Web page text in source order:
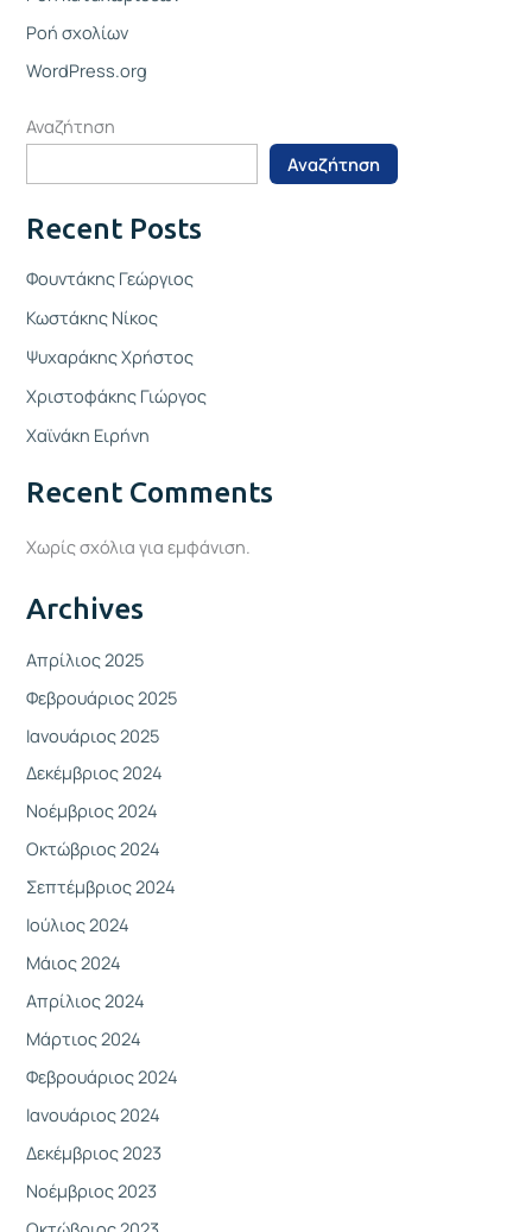
Ροή σχολίων
WordPress.org
Αναζήτηση
Αναζήτηση
Recent Posts
Φουντάκης Γεώργιος
Κωστάκης Νίκος
Ψυχαράκης Χρήστος
Χριστοφάκης Γιώργος
Χαϊνάκη Ειρήνη
Recent Comments
Χωρίς σχόλια για εμφάνιση.
Archives
Απρίλιος 2025
Φεβρουάριος 2025
Ιανουάριος 2025
Δεκέμβριος 2024
Νοέμβριος 2024
Οκτώβριος 2024
Σεπτέμβριος 2024
Ιούλιος 2024
Μάιος 2024
Απρίλιος 2024
Μάρτιος 2024
Φεβρουάριος 2024
Ιανουάριος 2024
Δεκέμβριος 2023
Νοέμβριος 2023